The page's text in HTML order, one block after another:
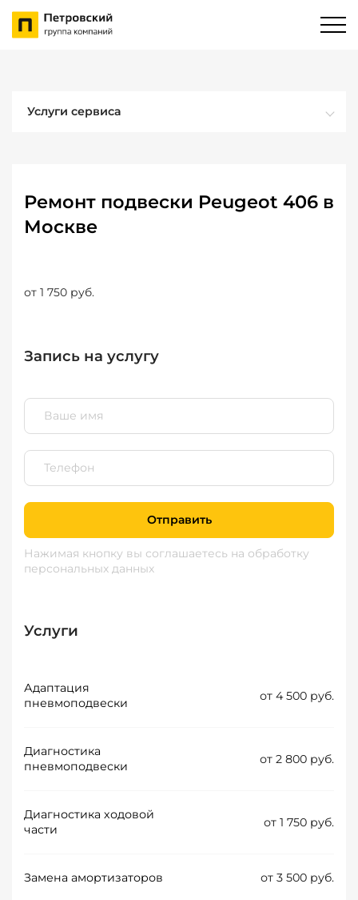
Услуги сервиса
Ремонт подвески Peugeot 406 в
Москве
от 1 750 руб.
Запись на услугу
Отправить
Нажимая кнопку вы соглашаетесь на обработку
персональных данных
Услуги
Адаптация
пневмоподвески
от 4 500 руб.
Диагностика
пневмоподвески
от 2 800 руб.
Диагностика ходовой
части
от 1 750 руб.
Замена амортизаторов от 3 500 руб.